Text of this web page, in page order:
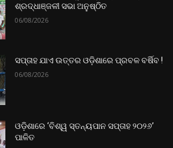
ଶ୍ରଦ୍ଧାଞ୍ଜଳୀ ସଭା ଅନୁଷ୍ଠିତ
06/08/2026
ସପ୍ତାହ ଯାଏ ଉତ୍ତର‌ ଓଡ଼ିଶାରେ ପ୍ରବଳ ବର୍ଷିବ !
06/08/2026
ଓଡ଼ିଶାରେ ‘ବିଶ୍ୱ ସ୍ତନ୍ୟପାନ ସପ୍ତାହ ୨୦୨୬’
ପାଳିତ